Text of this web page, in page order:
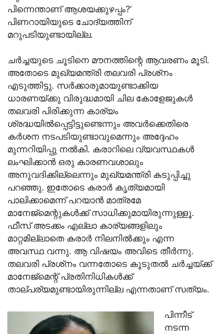
പിന്നെന്താണ് ആശയക്കുഴപ്പം?’
പിണറായിയുടെ ചോദ്യത്തിന്
മറുപടിയുണ്ടായില്ല.
ചര്‍ച്ചയുടെ ചൂടിനെ മൗനത്തിന്റെ ആവരണം മൂടി.
അതോടെ മുഖ്യമന്ത്രി തലവരി പ്രശ്‌നം
എടുത്തിട്ടു. സര്‍ക്കാരുമായുണ്ടാക്കിയ
ധാരണയ്ക്കു വിരുദ്ധമായി ചില കോളേജുകള്‍
തലവരി പിരിക്കുന്ന കാര്യം
ശ്രദ്ധയില്‍പ്പെട്ടിട്ടുണ്ടെന്നും അവര്‍ക്കെതിരെ
കര്‍ശന നടപടിയുണ്ടാവുമെന്നും അദ്ദേഹം
മുന്നറിയിപ്പു നല്‍കി. കരാറിലെ വ്യവസ്ഥകള്‍
ലംഘിക്കാന്‍ ഒരു കാരണവശാലും
അനുവദിക്കില്ലെന്നും മുഖ്യമന്ത്രി കടുപ്പിച്ചു
പറഞ്ഞു. ഇതോടെ കരാര്‍ കൃത്യമായി
പാലിക്കാമെന്ന് പറയാന്‍ മാത്രമേ
മാനേജ്‌മെന്റുകള്‍ക്ക് സാധിക്കുമായിരുന്നുള്ളൂ.
ഫീസ് അടക്കം എല്ലാ കാര്യങ്ങളിലും
മാറ്റമില്ലാതെ കരാര്‍ നിലനില്‍ക്കും എന്ന
അവസ്ഥ വന്നു. ആ വിഷയം അവിടെ തീര്‍ന്നു.
തലവരി പ്രശ്‌നം വന്നതോടെ കൂടുതല്‍ ചര്‍ച്ചയ്ക്ക്
മാനേജ്‌മെന്റ് പ്രതിനിധികള്‍ക്ക്
താല്പര്യമുണ്ടായിരുന്നില്ല എന്നതാണ് സത്യം.
പിന്നീട്
നടന്ന